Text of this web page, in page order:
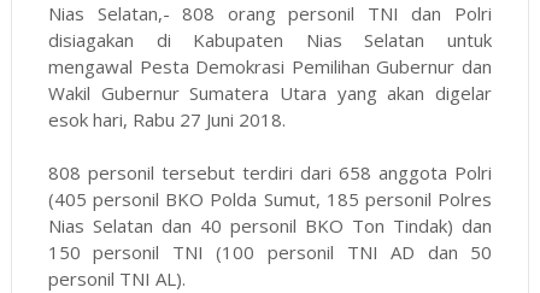
Nias Selatan,- 808 orang personil TNI dan Polri
disiagakan di Kabupaten Nias Selatan untuk
mengawal Pesta Demokrasi Pemilihan Gubernur dan
Wakil Gubernur Sumatera Utara yang akan digelar
esok hari, Rabu 27 Juni 2018.
808 personil tersebut terdiri dari 658 anggota Polri
(405 personil BKO Polda Sumut, 185 personil Polres
Nias Selatan dan 40 personil BKO Ton Tindak) dan
150 personil TNI (100 personil TNI AD dan 50
personil TNI AL).